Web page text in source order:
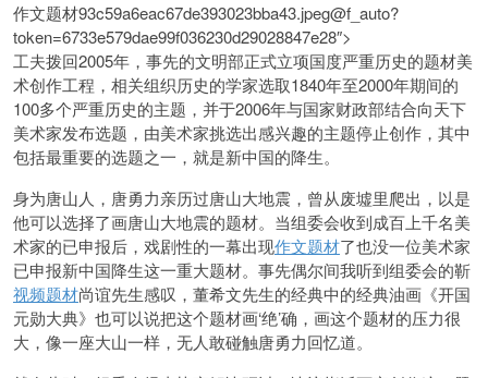
作文题材93c59a6eac67de393023bba43.jpeg@f_auto?
token=6733e579dae99f036230d29028847e28″>
工夫拨回2005年，事先的文明部正式立项国度严重历史的题材美
术创作工程，相关组织历史的学家选取1840年至2000年期间的
100多个严重历史的主题，并于2006年与国家财政部结合向天下
美术家发布选题，由美术家挑选出感兴趣的主题停止创作，其中
包括最重要的选题之一，就是新中国的降生。
身为唐山人，唐勇力亲历过唐山大地震，曾从废墟里爬出，以是
他可以选择了画唐山大地震的题材。当组委会收到成百上千名美
术家的已申报后，戏剧性的一幕出现作文题材了也没一位美术家
已申报新中国降生这一重大题材。事先偶尔间我听到组委会的靳
视频题材尚谊先生感叹，董希文先生的经典中的经典油画《开国
元勋大典》也可以说把这个题材画‘绝’确， 画这个题材的压力很
大，像一座大山一样，无人敢碰触唐勇力回忆道。